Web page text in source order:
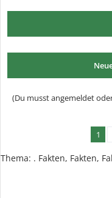
(Du musst angemeldet
1
Thema: . Fakten, Fakten,